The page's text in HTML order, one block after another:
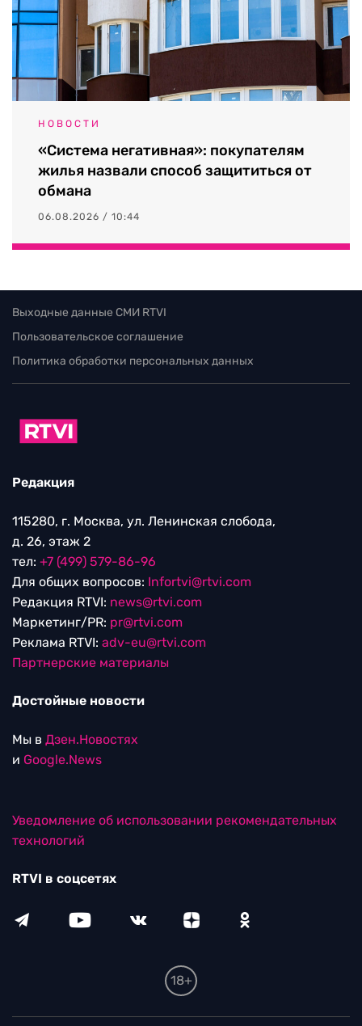
НОВОСТИ
«Система негативная»: покупателям
жилья назвали способ защититься от
обмана
06.08.2026 / 10:44
Выходные данные СМИ RTVI
Пользовательское соглашение
Политика обработки персональных данных
Редакция
115280, г. Москва, ул. Ленинская слобода,
д. 26, этаж 2
тел: +7 (499) 579-86-96
Для общих вопросов: Infortvi@rtvi.com
Редакция RTVI: news@rtvi.com
Маркетинг/PR: pr@rtvi.com
Реклама RTVI: adv-eu@rtvi.com
Партнерские материалы
Достойные новости
Мы в Дзен.Новостях
и Google.News
Уведомление об использовании рекомендательных
технологий
RTVI в соцсетях
18+